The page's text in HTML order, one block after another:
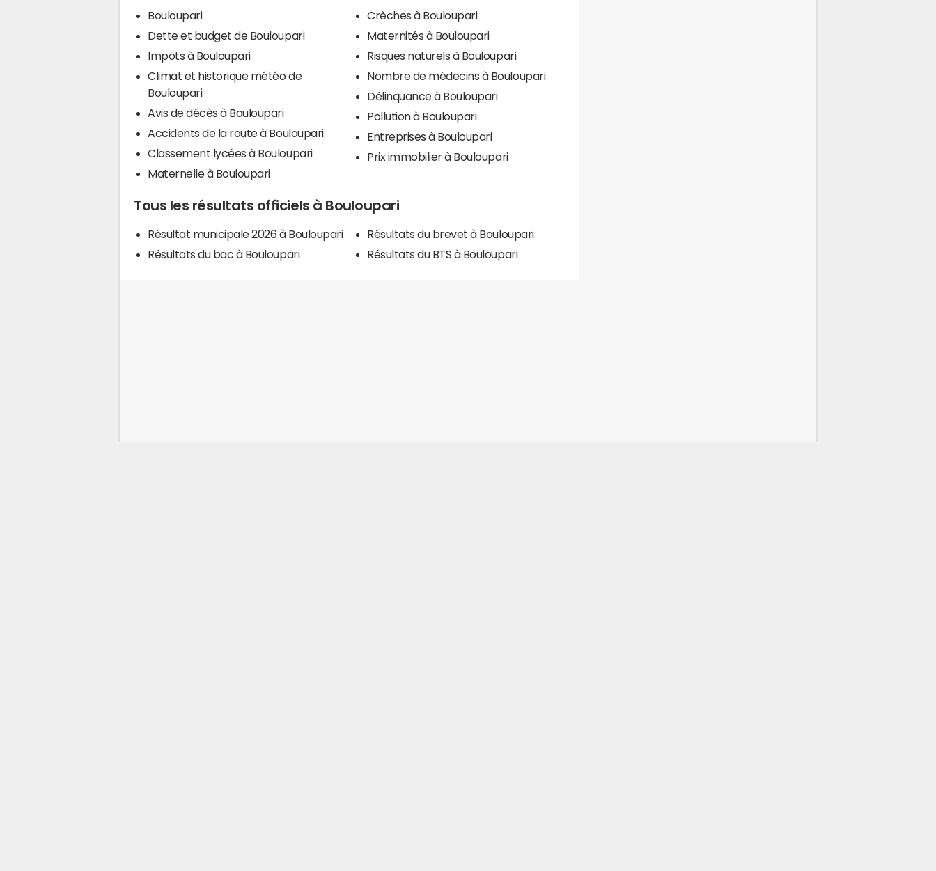
Bouloupari
Dette et budget de Bouloupari
Impôts à Bouloupari
Climat et historique météo de
Bouloupari
Avis de décès à Bouloupari
Accidents de la route à Bouloupari
Classement lycées à Bouloupari
Maternelle à Bouloupari
Crèches à Bouloupari
Maternités à Bouloupari
Risques naturels à Bouloupari
Nombre de médecins à Bouloupari
Délinquance à Bouloupari
Pollution à Bouloupari
Entreprises à Bouloupari
Prix immobilier à Bouloupari
Tous les résultats officiels à Bouloupari
Résultat municipale 2026 à Bouloupari
Résultats du bac à Bouloupari
Résultats du brevet à Bouloupari
Résultats du BTS à Bouloupari